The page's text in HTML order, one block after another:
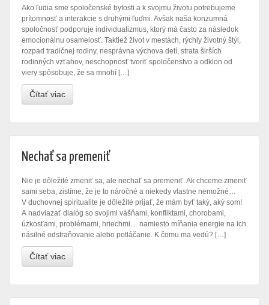
Ako ľudia sme spoločenské bytosti a k svojmu životu potrebujeme
prítomnosť a interakcie s druhými ľuďmi. Avšak naša konzumná
spoločnosť podporuje individualizmus, ktorý má často za následok
emocionálnu osamelosť. Taktiež život v mestách, rýchly životný štýl,
rozpad tradičnej rodiny, nesprávna výchova detí, strata širších
rodinných vzťahov, neschopnosť tvoriť spoločenstvo a odklon od
viery spôsobuje, že sa mnohí […]
Čítať viac
Nechať sa premeniť
Nie je dôležité zmeniť sa, ale nechať sa premeniť. Ak chceme zmeniť
sami seba, zistíme, že je to náročné a niekedy vlastne nemožné…
V duchovnej spiritualite je dôležité prijať, že mám byť taký, aký som!
A nadviazať dialóg so svojimi vášňami, konfliktami, chorobami,
úzkosťami, problémami, hriechmi… namiesto míňania energie na ich
násilné odstraňovanie alebo potláčanie. K čomu ma vedú? […]
Čítať viac